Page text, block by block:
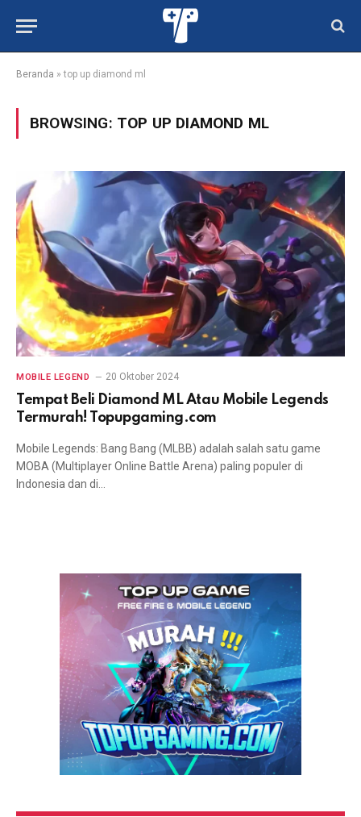
Beranda »top up diamond ml
BROWSING: TOP UP DIAMOND ML
MOBILE LEGEND 20 Oktober 2024
Tempat Beli Diamond ML Atau Mobile Legends
Termurah! Topupgaming.com
Mobile Legends: Bang Bang (MLBB) adalah salah satu game
MOBA (Multiplayer Online Battle Arena) paling populer di
Indonesia dan di…